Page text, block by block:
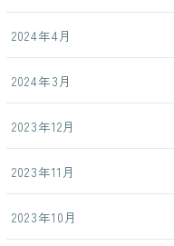
2024年4月
2024年3月
2023年12月
2023年11月
2023年10月